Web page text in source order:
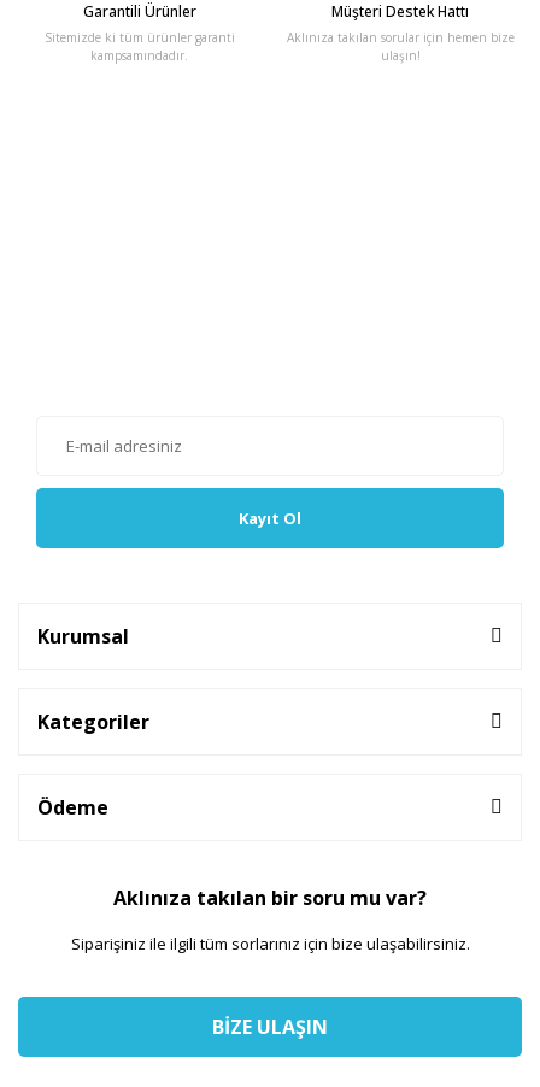
Garantili Ürünler
Sitemizde ki tüm ürünler garanti
kampsamındadır.
Müşteri Destek Hattı
Aklınıza takılan sorular için hemen bize
ulaşın!
Kayıt Ol
Kurumsal
Kategoriler
Ödeme
Aklınıza takılan bir soru mu var?
Siparişiniz ile ilgili tüm sorlarınız için bize ulaşabilirsiniz.
BİZE ULAŞIN